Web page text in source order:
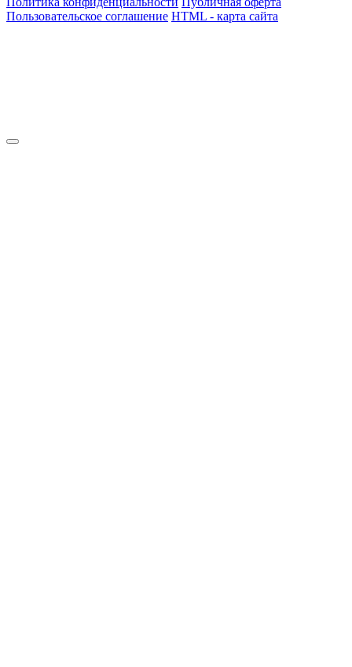
Пользовательское соглашение HTML - карта сайта